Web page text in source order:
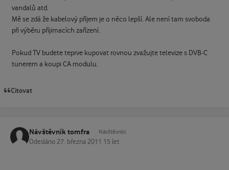
vandalů atd.
Mě se zdá že kabelový příjem je o něco lepší. Ale není tam svoboda
při výběru příjimacích zařízení.
Pokud TV budete teprve kupovat rovnou zvažujte televize s DVB-C
tunerem a koupi CA modulu.
Citovat
Návštěvník tomfra Návštěvníci
Odesláno 27. března 2011 15 let